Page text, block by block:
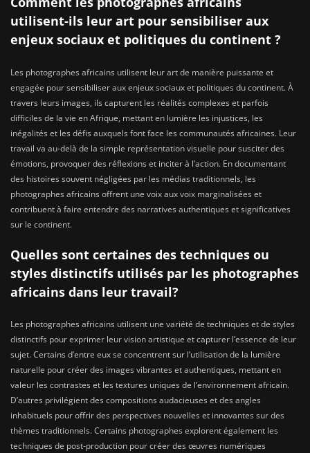
utilisent-ils leur art pour sensibiliser aux
enjeux sociaux et politiques du continent ?
Les photographes africains utilisent leur art de manière puissante et
engagée pour sensibiliser aux enjeux sociaux et politiques du continent. À
travers leurs images, ils capturent les réalités complexes et parfois
difficiles de la vie en Afrique, mettant en lumière les injustices, les
inégalités et les défis auxquels font face les communautés africaines. Leur
travail va au-delà de la simple représentation visuelle pour susciter des
émotions, provoquer des réflexions et inciter à l’action. En documentant
des histoires souvent négligées par les médias traditionnels, les
photographes africains offrent une voix aux voix marginalisées et
contribuent à faire entendre des narratives authentiques et significatives
sur le continent.
Quelles sont certaines des techniques ou
styles distinctifs utilisés par les photographes
africains dans leur travail?
Les photographes africains utilisent une variété de techniques et de styles
distinctifs pour exprimer leur vision artistique et capturer l’essence de leur
sujet. Certains d’entre eux se concentrent sur l’utilisation de la lumière
naturelle pour créer des images vibrantes et authentiques, mettant en
valeur les contrastes et les textures uniques de l’environnement africain.
D’autres privilégient des compositions audacieuses et des angles
inhabituels pour offrir des perspectives nouvelles et innovantes sur des
thèmes traditionnels. Certains photographes explorent également les
techniques de post-production pour créer des œuvres numériques